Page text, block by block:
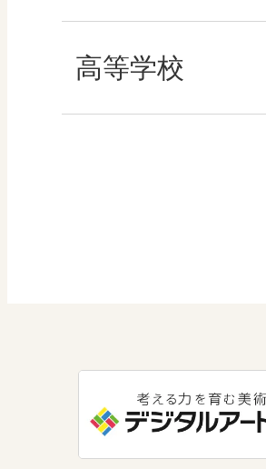
算数
社会 地理
美術
高等学校